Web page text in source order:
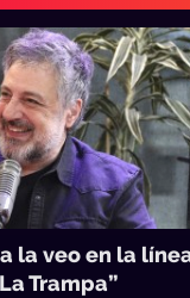
la veo en la
Trampa”